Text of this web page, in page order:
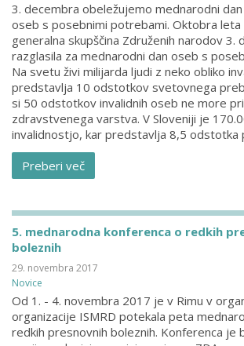
3. decembra obeležujemo mednarodni
oseb s posebnimi potrebami. Oktobra
generalna skupščina Združenih narodov 3.
razglasila za mednarodni dan oseb s
Na svetu živi milijarda ljudi z neko obliko
predstavlja 10 odstotkov svetovnega
si 50 odstotkov invalidnih oseb ne more
zdravstvenega varstva. V Sloveniji je
invalidnostjo, kar predstavlja 8,5 odstotka
Preberi več
5. mednarodna konferenca o redkih
boleznih
29. novembra 2017
Novice
Od 1. - 4. novembra 2017 je v Rimu v
organizacije ISMRD potekala peta
redkih presnovnih boleznih. Konferenca je